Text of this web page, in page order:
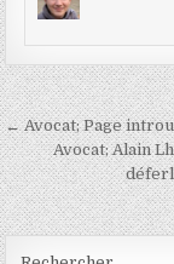
Navigation
de
l’article
← Avocat; Page
Avocat; Alain